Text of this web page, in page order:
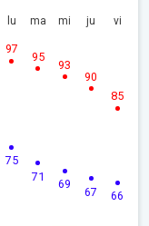
lu
75
97
ma
71
95
mi
69
93
ju
67
90
vi
66
85